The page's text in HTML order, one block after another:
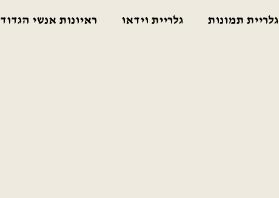
גלריית תמונות גלריית וידאו ראיונות אנשי הגדוד